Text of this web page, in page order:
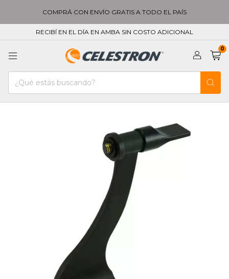
COMPRÁ CON ENVÍO GRATIS A TODO EL PAÍS
RECIBÍ EN EL DÍA EN AMBA SIN COSTO ADICIONAL
0